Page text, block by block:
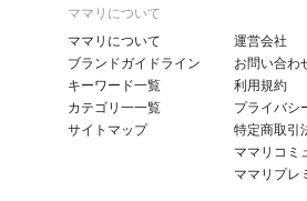
ママリについて
ママリについて
ブランドガイドライン
キーワード一覧
カテゴリ一一覧
サイトマップ
運営会社
お問い合わ
利用規約
プライバシ
特定商取引
ママリコミ
ママリプレ